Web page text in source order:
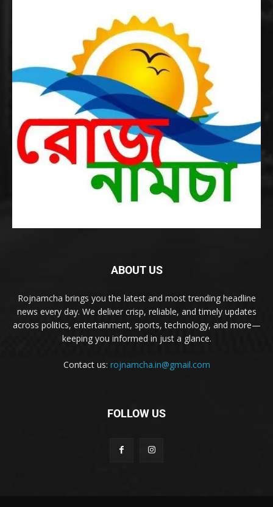
ABOUT US
Rojnamcha brings you the latest and most trending headline
news every day. We deliver crisp, reliable, and timely updates
across politics, entertainment, sports, technology, and more—
keeping you informed in just a glance.
Contact us: rojnamcha.in@gmail.com
FOLLOW US